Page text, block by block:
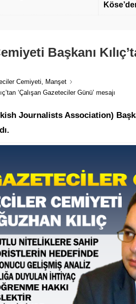
Başkanı
Cemiyeti, Manşet
‘Çalışan Gazeteciler Günü’ mesajı
Journalists Association)